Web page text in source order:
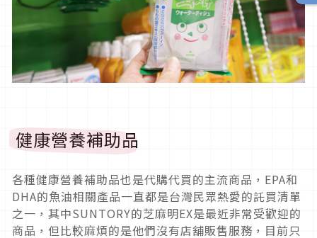
健康營養補助品
各種健康營養補助品也是代購代買的主流商品，EPA和
DHA的魚油相關產品一直都是台灣民眾熱愛的託買清單
之一，其中SUNTORY的芝麻明EX是最近非常受歡迎的
商品，但比較麻煩的是他們沒有店舖販售服務，目前只